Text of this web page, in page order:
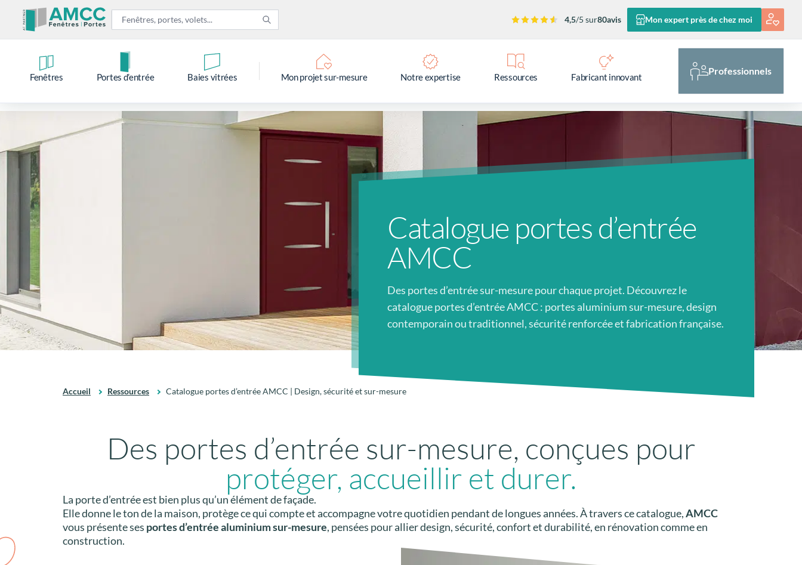
4,5/5 sur80avis Mon expert près de chez moi
Fenêtres Portes d’entrée Baies vitrées Mon projet sur-mesure Notre expertise Ressources Fabricant innovant
Professionnels
Catalogue portes d’entrée
AMCC
Des portes d’entrée sur-mesure pour chaque projet. Découvrez le
catalogue portes d’entrée AMCC : portes aluminium sur-mesure, design
contemporain ou traditionnel, sécurité renforcée et fabrication française.
Accueil Ressources Catalogue portes d’entrée AMCC | Design, sécurité et sur-mesure
Des portes d’entrée sur-mesure, conçues pour
protéger, accueillir et durer.
La porte d’entrée est bien plus qu’un élément de façade.
Elle donne le ton de la maison, protège ce qui compte et accompagne votre quotidien pendant de longues années. À travers ce catalogue,AMCC
vous présente ses portes d’entrée aluminium sur-mesure, pensées pour allier design, sécurité, confort et durabilité, en rénovation comme en
construction.